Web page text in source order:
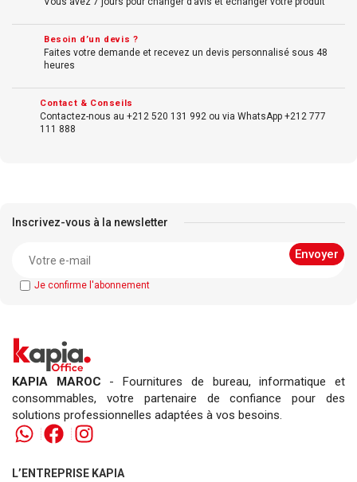
Besoin d’un devis ?
Faites votre demande et recevez un devis personnalisé sous 48
heures
Contact & Conseils
Contactez-nous au +212 520 131 992 ou via WhatsApp +212 777
111 888
Inscrivez-vous à la newsletter
Je confirme l'abonnement
KAPIA MAROC - Fournitures de bureau, informatique et
consommables, votre partenaire de confiance pour des
solutions professionnelles adaptées à vos besoins.
L’ENTREPRISE KAPIA